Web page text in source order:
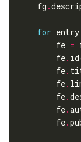
    fg
.
for entry
        fe
=
        fe
.
        fe
.
        fe
.
        fe
.
        fe
.
        fe
.